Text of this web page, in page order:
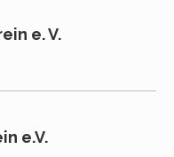
e. V.
e.V.